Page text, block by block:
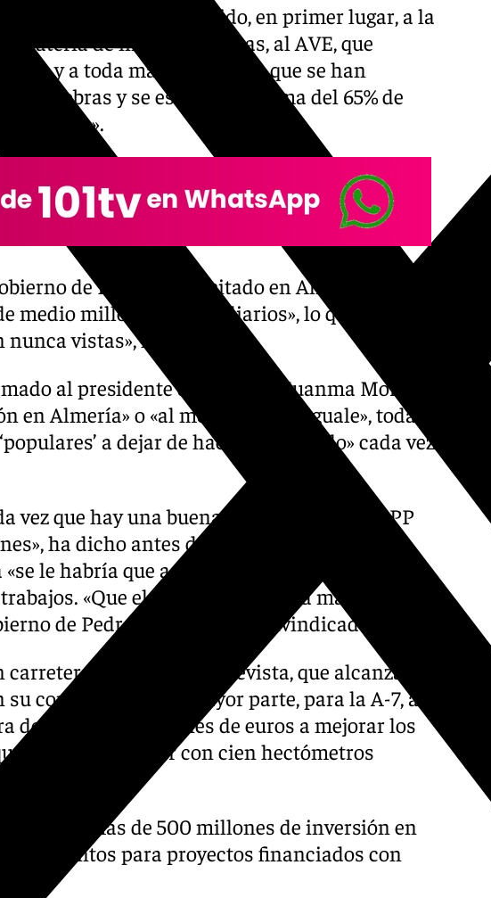
almerienses se ha referido, en primer lugar, a la
materia de infraestructuras, al AVE, que
y a toda máquina» dado que se han
de obras y se está «por encima del 65% de
de España ha licitado en Almería 1.181
medio millón de euros diarios», lo que supone
vistas», ha opinado.
al presidente de la Junta, Juanma Moreno,
en Almería» o «al menos, que la iguale», toda
a dejar de hacer el «ridículo» cada vez
vez que hay una buena noticia del AVE el PP
ha dicho antes de recordar que «si existe
le habría que adjudicar al PP, que estuvo
«Que el AVE esté cada día más cerca se
de Pedro Sánchez», ha reivindicado.
carreteras la inversión prevista, que alcanza los
su conjunto y en su mayor parte, para la A-7, así
destinar 236 millones de euros a mejorar los
permitirá contar con cien hectómetros
que hay más de 500 millones de inversión en
para proyectos financiados con